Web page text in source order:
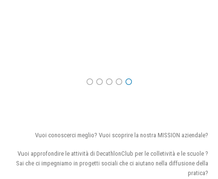
Vuoi conoscerci meglio? Vuoi scoprire la nostra MISSION aziendale?
Vuoi approfondire le attività di DecathlonClub per le colletività e le scuole ?
Sai che ci impegniamo in progetti sociali che ci aiutano nella diffusione della
pratica?